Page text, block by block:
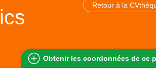
Retour à la
Obtenir les coordonnées de ce